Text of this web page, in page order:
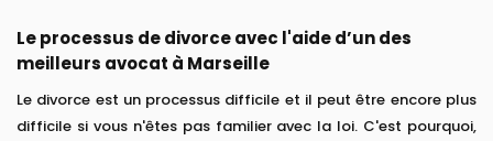
Le processus de divorce avec l'aide d’un des
meilleurs avocat à Marseille
Le divorce est un processus difficile et il peut être encore plus
difficile si vous n'êtes pas familier avec la loi. C'est pourquoi,